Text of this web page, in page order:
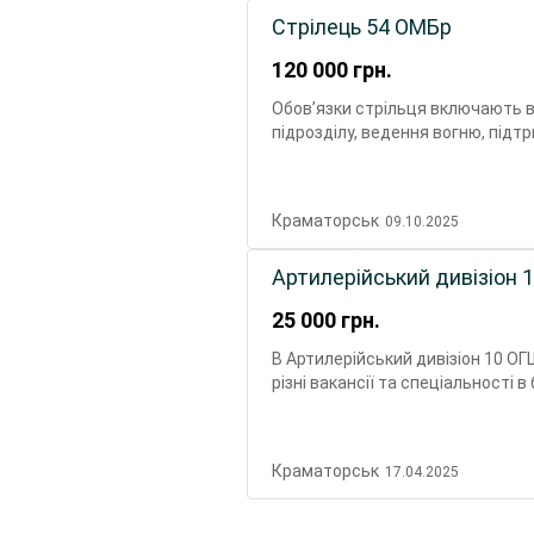
120 000 грн.
Стрілець 54 ОМБр
Обов’язки стрільця включають
підрозділу, ведення вогню,
отримаєш? 1 млн грн за
Призначення у бойові частини
місяців) Право виїзду за кордон
поточноми плюхами) Вимога:
сукупністю). ++ Хто може:
Долучайся: Звертайся до
телефонуй: Все розкажу, все
Краматорськ 09.10.2025
25 000 грн.
Артилерійський
В Артилерійський дивізіон 10
різні вакансії та
Краматорськ 17.04.2025